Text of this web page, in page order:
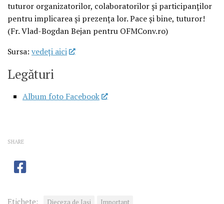
tuturor organizatorilor, colaboratorilor și participanților
pentru implicarea și prezența lor. Pace și bine, tuturor!
(Fr. Vlad-Bogdan Bejan pentru OFMConv.ro)
Sursa: vedeţi aici
Legături
Album foto Facebook
SHARE
Etichete: Dieceza de Iași Important